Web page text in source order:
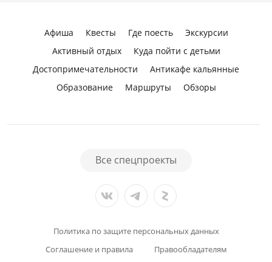
Афиша Квесты Где поесть
Экскурсии
Активный отдых
Куда пойти с детьми
Достопримечательности
Антикафе кальянные
Образование
Маршруты Обзоры
Все спецпроекты
Политика по защите персональных данных
Соглашение и правила
Правообладателям